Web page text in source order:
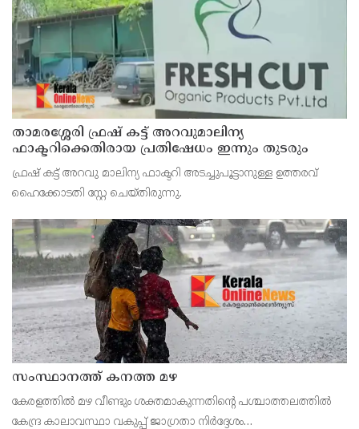
താമരശ്ശേരി ഫ്രഷ് കട്ട് അറവുമാലിന്യ
ഫാക്ടറിക്കെതിരായ പ്രതിഷേധം ഇന്നും തുടരും
ഫ്രഷ് കട്ട് അറവു മാലിന്യ ഫാക്ടറി അടച്ചുപൂട്ടാനുള്ള ഉത്തരവ്
ഹൈക്കോടതി സ്റ്റേ ചെയ്തിരുന്നു.
സംസ്ഥാനത്ത് കനത്ത മഴ
കേരളത്തിൽ മഴ വീണ്ടും ശക്തമാകുന്നതിന്റെ പശ്ചാത്തലത്തിൽ
കേന്ദ്ര കാലാവസ്ഥാ വകുപ്പ് ജാഗ്രതാ നിർദ്ദേശം